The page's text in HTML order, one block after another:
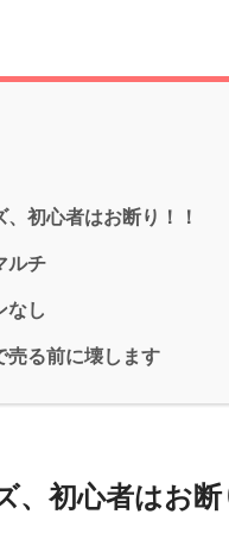
、初心者はお断り！！
ルチ
なし
売る前に壊します
、初心者はお